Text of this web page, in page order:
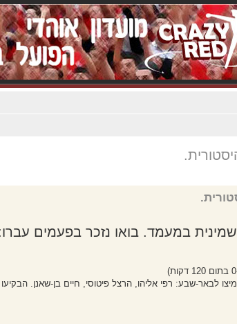
במעמד. בואו נזכר בפעמים
שבע: רפי אליהו, הרצל פיטוסי, חיים בן-שאנן. הבקיעו